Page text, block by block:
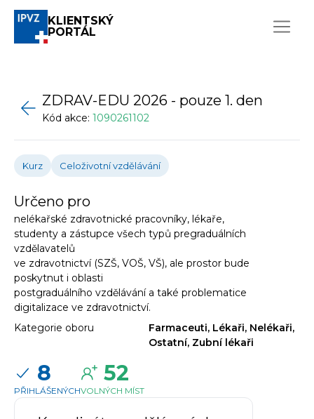
KLIENTSKÝ
PORTÁL
ZDRAV-EDU 2026 - pouze 1. den
Kód akce: 1090261102
Kurz Celoživotní vzdělávání
Určeno pro
nelékařské zdravotnické pracovníky, lékaře,
studenty a zástupce všech typů pregraduálních
vzdělavatelů
ve zdravotnictví (SZŠ, VOŠ, VŠ), ale prostor bude
poskytnut i oblasti
postgraduálního vzdělávání a také problematice
digitalizace ve zdravotnictví.
Kategorie oboru
Farmaceuti, Lékaři, Nelékaři,
Ostatní, Zubní lékaři
8
PŘIHLÁŠENÝCH
52
VOLNÝCH MÍST